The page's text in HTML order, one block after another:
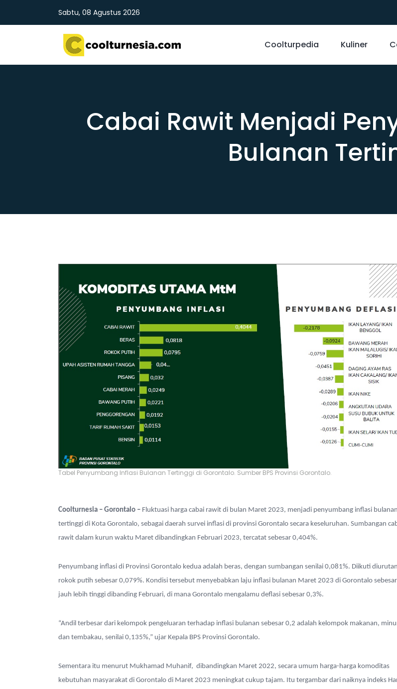
Sabtu, 08 Agustus 2026
Coolturpedia Kuliner
Cabai Rawit Menjadi
Bulanan
Tabel Penyumbang Inflasi Bulanan Tertinggi di Gorontalo. Sumber BPS Provinsi Gorontalo.
Coolturnesia – Gorontalo – Fluktuasi harga cabai rawit di bulan Maret 2023, menjadi penyumbang inflasi bulanan
tertinggi di Kota Gorontalo, sebagai daerah survei inflasi di provinsi Gorontalo secara keseluruhan. Sumbangan
rawit dalam kurun waktu Maret dibandingkan Februari 2023, tercatat sebesar 0,404%.
Penyumbang inflasi di Provinsi Gorontalo kedua adalah beras, dengan sumbangan senilai 0,081%. Diikuti
rokok putih sebesar 0,079%. Kondisi tersebut menyebabkan laju inflasi bulanan Maret 2023 di Gorontalo
jauh lebih tinggi dibanding Februari, di mana Gorontalo mengalamu deflasi sebesar 0,3%.
“Andil terbesar dari kelompok pengeluaran terhadap inflasi bulanan sebesar 0,2 adalah kelompok makanan,
dan tembakau, senilai 0,135%,” ujar Kepala BPS Provinsi Gorontalo.
Sementara itu menurut Mukhamad Muhanif, dibandingkan Maret 2022, secara umum harga-harga komoditas
kebutuhan masyarakat di Gorontalo di Maret 2023 meningkat cukup tajam. Itu tergambar dari naiknya indeks